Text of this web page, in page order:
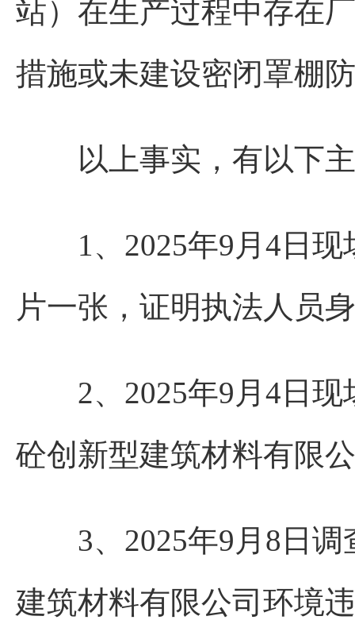
站）在生产过程中存在
措施或未建设密闭罩棚
以上事实，有以下主
1、2025年9月4日现
片一张，证明执法人员
2、2025年9月4日现
砼创新型建筑材料有限
3、2025年9月8日调
建筑材料有限公司环境